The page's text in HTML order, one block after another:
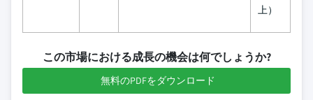
上）
この市場における成長の機会は何でしょうか?
無料のPDFをダウンロード